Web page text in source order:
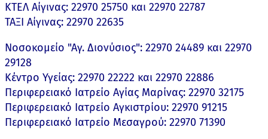
ΚΤΕΛ Αίγινας: 22970 25750 και 22970 22787
ΤΑΞΙ Αίγινας: 22970 22635
Νοσοκομείο "Αγ. Διονύσιος": 22970 24489 και 22970
29128
Κέντρο Υγείας: 22970 22222 και 22970 22886
Περιφερειακό Ιατρείο Αγίας Μαρίνας: 22970 32175
Περιφερειακό Ιατρείο Αγκιστρίου: 22970 91215
Περιφερειακό Ιατρείο Μεσαγρού: 22970 71390